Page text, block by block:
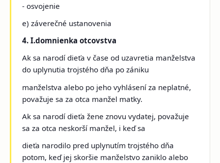
- osvojenie
e) záverečné ustanovenia
4. I.domnienka otcovstva
Ak sa narodí dieťa v čase od uzavretia manželstva
do uplynutia trojstého dňa po zániku
manželstva alebo po jeho vyhlásení za neplatné,
považuje sa za otca manžel matky.
Ak sa narodí dieťa žene znovu vydatej, považuje
sa za otca neskorší manžel, i keď sa
dieťa narodilo pred uplynutím trojstého dňa
potom, keď jej skoršie manželstvo zaniklo alebo